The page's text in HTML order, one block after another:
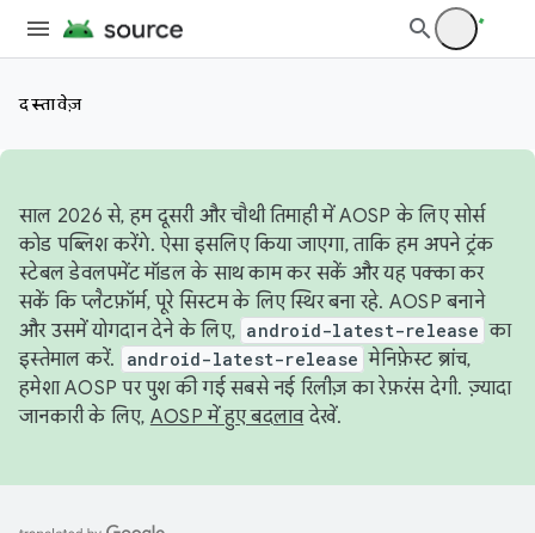
दस्तावेज़
साल 2026 से, हम दूसरी और चौथी तिमाही में AOSP के लिए सोर्स
कोड पब्लिश करेंगे. ऐसा इसलिए किया जाएगा, ताकि हम अपने ट्रंक
स्टेबल डेवलपमेंट मॉडल के साथ काम कर सकें और यह पक्का कर
सकें कि प्लैटफ़ॉर्म, पूरे सिस्टम के लिए स्थिर बना रहे. AOSP बनाने
और उसमें योगदान देने के लिए, android-latest-release का
इस्तेमाल करें.
android-latest-release मेनिफ़ेस्ट ब्रांच,
हमेशा AOSP पर पुश की गई सबसे नई रिलीज़ का रेफ़रंस देगी. ज़्यादा
जानकारी के लिए, AOSP में हुए बदलावदेखें.